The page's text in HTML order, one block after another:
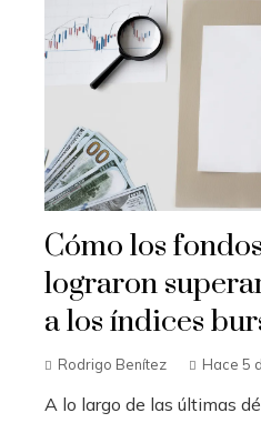
Cómo los
lograron
a los índices
Rodrigo Benítez Hace 5
A lo largo de las últimas